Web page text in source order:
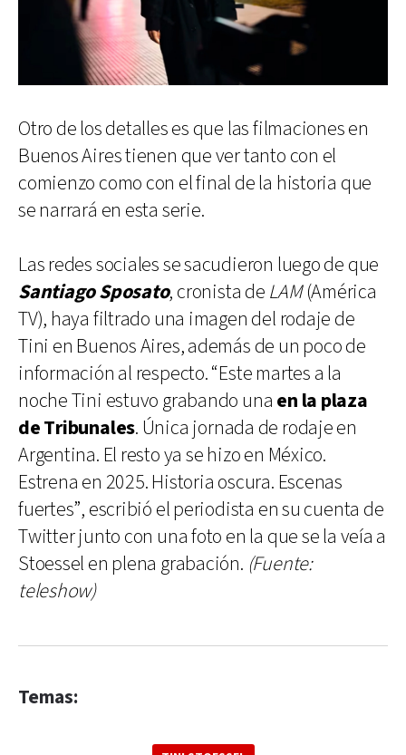
Otro de los detalles es que las filmaciones en
Buenos Aires tienen que ver tanto con el
comienzo como con el final de la historia que
se narrará en esta serie.
Las redes sociales se sacudieron luego de que
Santiago Sposato, cronista de LAM(América
TV), haya filtrado una imagen del rodaje de
Tini en Buenos Aires, además de un poco de
información al respecto. “Este martes a la
noche Tini estuvo grabando una en la plaza
de Tribunales. Única jornada de rodaje en
Argentina. El resto ya se hizo en México.
Estrena en 2025. Historia oscura. Escenas
fuertes”, escribió el periodista en su cuenta de
Twitter junto con una foto en la que se la veía a
Stoessel en plena grabación. (Fuente:
teleshow)
Temas: